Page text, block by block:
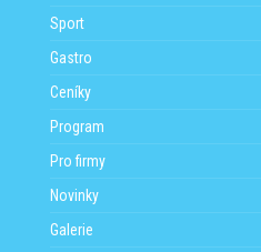
Sport
Gastro
Ceníky
Program
Pro firmy
Novinky
Galerie